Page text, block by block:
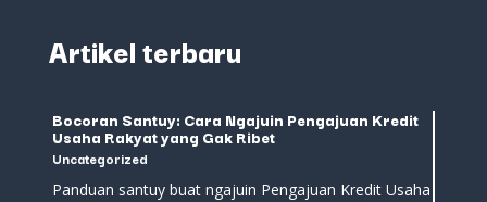
Artikel terbaru
Bocoran Santuy: Cara Ngajuin Pengajuan Kredit
Usaha Rakyat yang Gak Ribet
Uncategorized
Panduan santuy buat ngajuin Pengajuan Kredit Usaha